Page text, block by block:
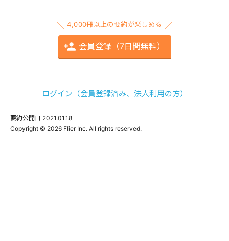
4,000冊以上の要約が楽しめる
会員登録（7日間無料）
ログイン（会員登録済み、法人利用の方）
要約公開日 2021.01.18